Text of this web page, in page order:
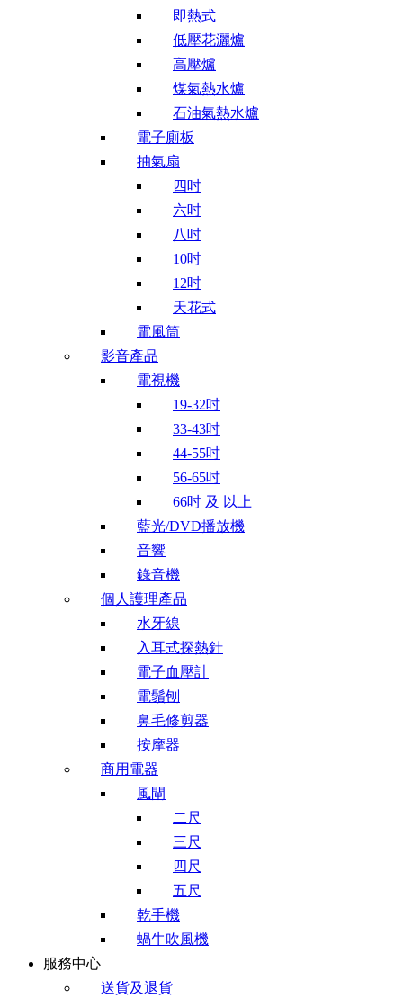
即熱式
低壓花灑爐
高壓爐
煤氣熱水爐
石油氣熱水爐
電子廁板
抽氣扇
四吋
六吋
八吋
10吋
12吋
天花式
電風筒
影音產品
電視機
19-32吋
33-43吋
44-55吋
56-65吋
66吋 及 以上
藍光/DVD播放機
音響
錄音機
個人護理產品
水牙線
入耳式探熱針
電子血壓計
電鬚刨
鼻毛修剪器
按摩器
商用電器
風閘
二尺
三尺
四尺
五尺
乾手機
蝸牛吹風機
服務中心
送貨及退貨